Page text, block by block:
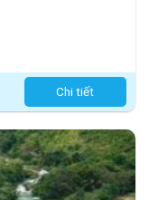
Chi tiết